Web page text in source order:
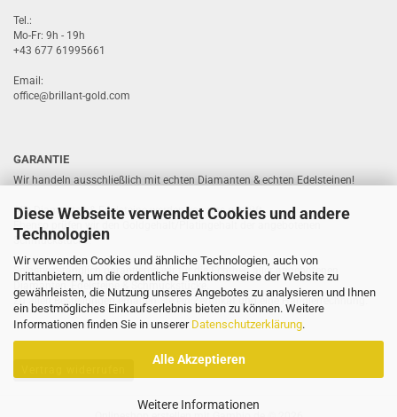
Diese Webseite verwendet Cookies und andere
Technologien
Wir verwenden Cookies und ähnliche Technologien, auch von
Drittanbietern, um die ordentliche Funktionsweise der Website zu
gewährleisten, die Nutzung unseres Angebotes zu analysieren und Ihnen
ein bestmögliches Einkaufserlebnis bieten zu können. Weitere
Informationen finden Sie in unserer Datenschutzerklärung.
Alle Akzeptieren
Weitere Informationen
Tel.:
Mo-Fr: 9h - 19h
+43 677 61995661
Email:
office@brillant-gold.com
GARANTIE
Wir handeln ausschließlich mit echten Diamanten & echten Edelsteinen!
Alle Diamanten & Edelsteine werden von uns geprüft.
Ebenso prüfen wir den Goldgehalt/Platingehalt der angebotenen
Schmuckstücke.
Selbstverständlich garantieren wir für die Echtheit aller angebotenen
Diamanten, Edelsteine & Schmuckstücke.
Zu allen Bestellungen erhalten Sie ein Zertifikat und eine Händlerrechnung.